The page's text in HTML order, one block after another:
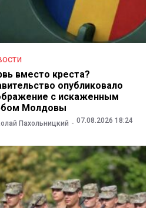
вместо креста?
опубликовало
с искаженным
Молдовы
Пахольницкий 07.08.2026 18:24